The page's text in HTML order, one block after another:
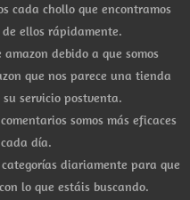
cada chollo que encontramos
ellos rápidamente.
debido a que somos
que nos parece una tienda
servicio postventa.
somos más eficaces
día.
diariamente para que
lo que estáis buscando.